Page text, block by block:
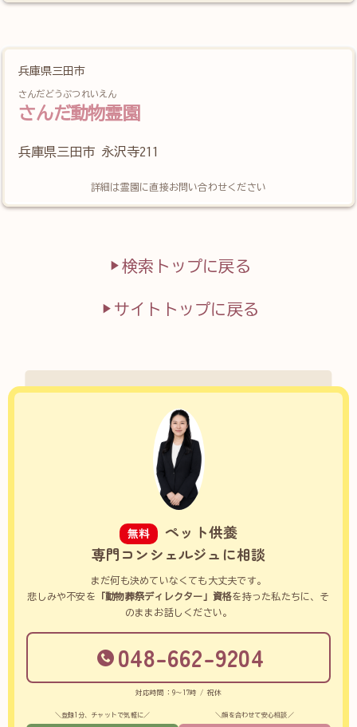
おうちに連れて帰る お骨拾いができ
兵庫県三田市
さんだどうぶつれいえん
さんだ動物霊園
兵庫県三田市 永沢寺211
詳細は霊園に直接お問い合わせください
検索トップに戻る
サイトトップに戻る
無料
ペット供養
専門コンシェルジュに相談
まだ何も決めていなくても大丈夫です。
悲しみや不安を 「動物葬祭ディレクター」資格を持った私たちに、そ
のままお話しください。
048-662-9204
対応時間：9～17時 / 祝休
＼登録1分、チャットで気軽に／ ＼顔を合わせて安心相談／